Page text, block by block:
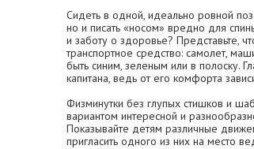
Сидеть в одной, идеально ровной
но и писать «носом» вредно для
и заботу о здоровье? Представьте,
транспортное средство: самолет,
быть синим, зеленым или в полоску.
капитана, ведь от его комфорта
Физминутки без глупых стишков и
вариантом интересной и
Показывайте детям различные
пригласить одного из них на место